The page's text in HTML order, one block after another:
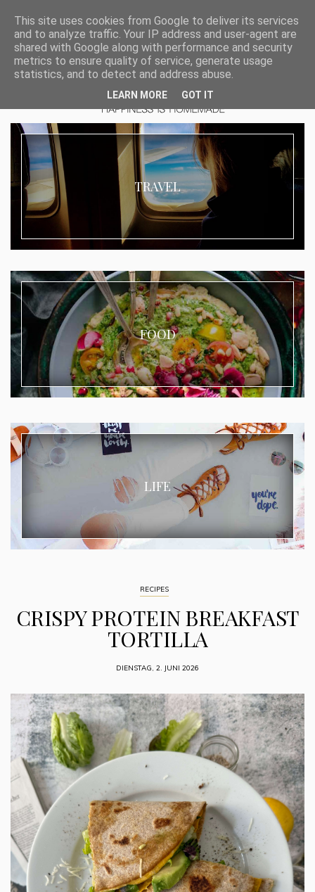
TRAVEL
FOOD
LIFE
RECIPES
CRISPY PROTEIN BREAKFAST
TORTILLA
DIENSTAG, 2. JUNI 2026
This site uses cookies from Google to deliver its services
and to analyze traffic. Your IP address and user-agent are
shared with Google along with performance and security
metrics to ensure quality of service, generate usage
statistics, and to detect and address abuse.
LEARN MORE GOT IT